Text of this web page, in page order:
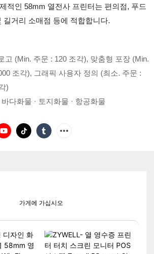
적인 58mm 열전사 프린터는 편의점, 푸드
길거리 소매점 등에 적합합니다.
고 (Min. 주문 : 120 조각), 맞춤형 포장 (Min.
조각), 그래픽 사용자 정의 (최소. 주문 :
)
다화물 · 토지화물 · 항공화물
가게에 가십시오